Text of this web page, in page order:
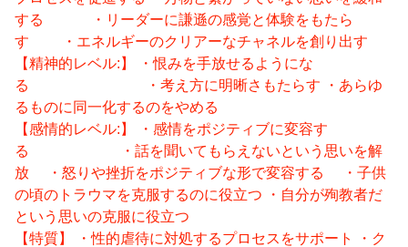
する ・リーダーに謙遜の感覚と体験をもたら
す ・エネルギーのクリアーなチャネルを創り出す
【精神的レベル:】 ・恨みを手放せるようにな
る ・考え方に明晰さもたらす ・あらゆ
るものに同一化するのをやめる
【感情的レベル:】 ・感情をポジティブに変容す
る ・話を聞いてもらえないという思いを解
放 ・怒りや挫折をポジティブな形で変容する ・子供
の頃のトラウマを克服するのに役立つ ・自分が殉教者だ
という思いの克服に役立つ
【特質】 ・性的虐待に対処するプロセスをサポート ・ク